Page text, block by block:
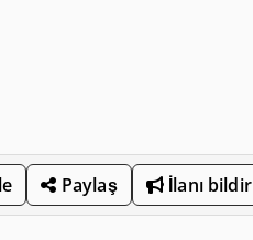
Paylaş İlanı bildir